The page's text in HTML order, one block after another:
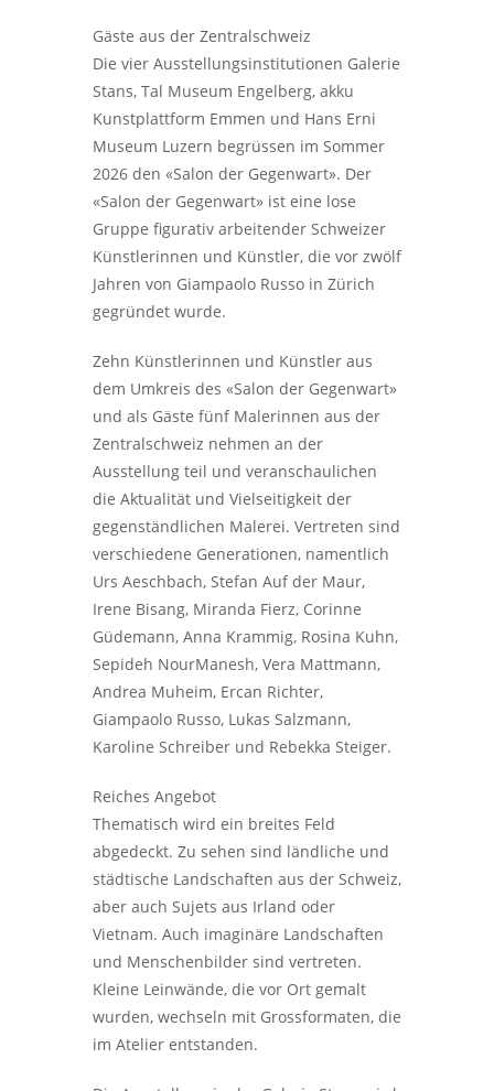
Gäste aus der Zentralschweiz
Die vier Ausstellungsinstitutionen Galerie
Stans, Tal Museum Engelberg, akku
Kunstplattform Emmen und Hans Erni
Museum Luzern begrüssen im Sommer
2026 den «Salon der Gegenwart». Der
«Salon der Gegenwart» ist eine lose
Gruppe figurativ arbeitender Schweizer
Künstlerinnen und Künstler, die vor zwölf
Jahren von Giampaolo Russo in Zürich
gegründet wurde.
Zehn Künstlerinnen und Künstler aus
dem Umkreis des «Salon der Gegenwart»
und als Gäste fünf Malerinnen aus der
Zentralschweiz nehmen an der
Ausstellung teil und veranschaulichen
die Aktualität und Vielseitigkeit der
gegenständlichen Malerei. Vertreten sind
verschiedene Generationen, namentlich
Urs Aeschbach, Stefan Auf der Maur,
Irene Bisang, Miranda Fierz, Corinne
Güdemann, Anna Krammig, Rosina Kuhn,
Sepideh NourManesh, Vera Mattmann,
Andrea Muheim, Ercan Richter,
Giampaolo Russo, Lukas Salzmann,
Karoline Schreiber und Rebekka Steiger.
Reiches Angebot
Thematisch wird ein breites Feld
abgedeckt. Zu sehen sind ländliche und
städtische Landschaften aus der Schweiz,
aber auch Sujets aus Irland oder
Vietnam. Auch imaginäre Landschaften
und Menschenbilder sind vertreten.
Kleine Leinwände, die vor Ort gemalt
wurden, wechseln mit Grossformaten, die
im Atelier entstanden.